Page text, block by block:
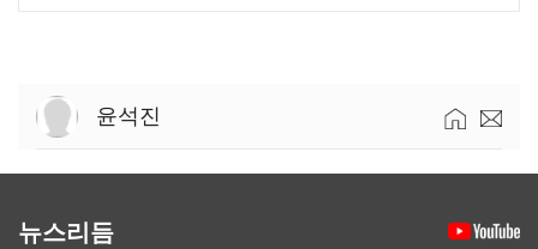
윤석진
뉴스리듬